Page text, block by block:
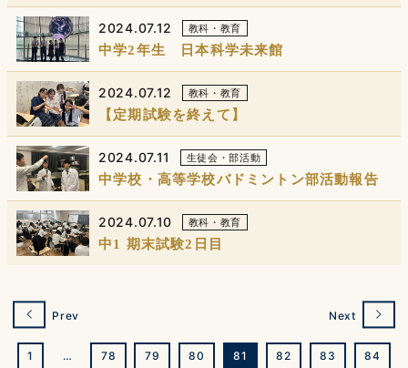
2024.07.12 教科・教育
中学2年生 日本科学未来館
2024.07.12 教科・教育
【定期試験を終えて】
2024.07.11 生徒会・部活動
中学校・高等学校バドミントン部活動報告
2024.07.10 教科・教育
中1 期末試験2日目
Prev
1 … 78 79 80 81 82 83 84
Next